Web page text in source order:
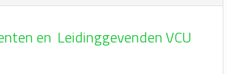
en Leidinggevenden VCU